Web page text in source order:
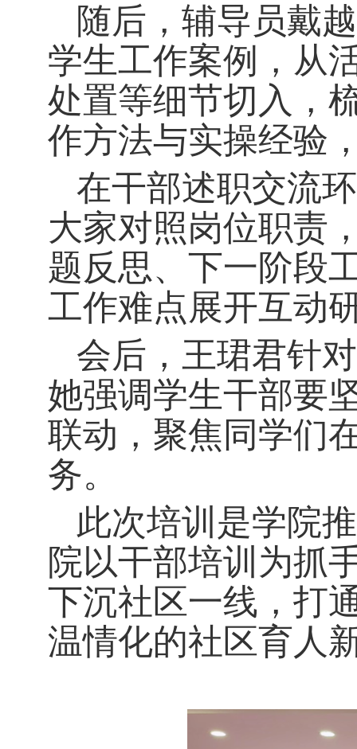
随后，辅导员戴
学生工作案例，从
处置等细节切入，
作方法与实操经验
在干部述职交流
大家对照岗位职责
题反思、下一阶段
工作难点展开互动
会后，王珺君针
她强调学生干部要
联动，聚焦同学们
务。
此次培训是学院
院以干部培训为抓
下沉社区一线，打
温情化的社区育人